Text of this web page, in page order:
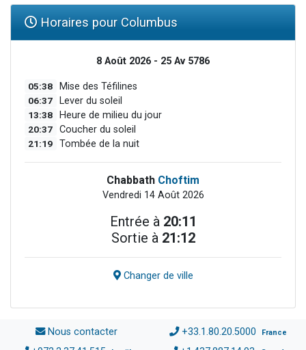
Horaires pour Columbus
8 Août 2026 - 25 Av 5786
05:38 Mise des Téfilines
06:37 Lever du soleil
13:38 Heure de milieu du jour
20:37 Coucher du soleil
21:19 Tombée de la nuit
Chabbath Choftim
Vendredi 14 Août 2026
Entrée à 20:11
Sortie à 21:12
Changer de ville
Nous contacter +33.1.80.20.5000 France